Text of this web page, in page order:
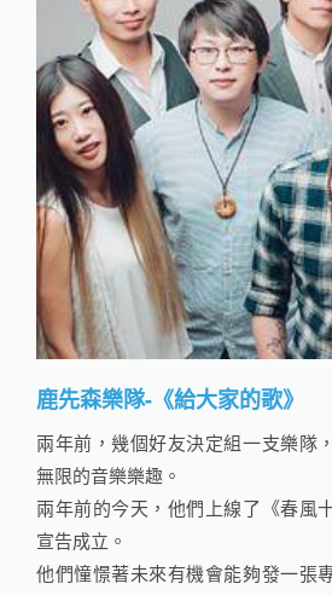
鹿先森樂隊-《給大家的歌》
兩年前，幾個好友決定組一支樂隊
無限的音樂樂趣。
兩年前的今天，他們上線了《春風
宣告成立。
他們憧憬著未來有機會能夠發一張